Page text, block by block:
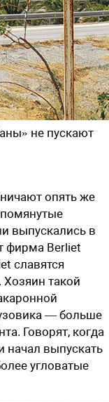
не пускают
опять же
выпускались в
фирма Berliet
славятся
такой
— больше
Говорят, когда
начал выпускать
угловатые